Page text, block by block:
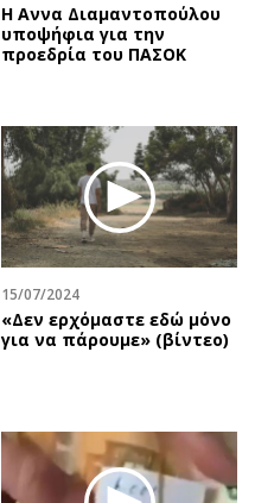
Η Αννα Διαμαντοπούλου
υποψήφια για την
προεδρία του ΠΑΣΟΚ
15/07/2024
«Δεν ερχόμαστε εδώ μόνο
για να πάρουμε» (βίντεο)